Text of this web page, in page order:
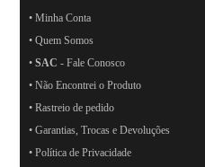
• Minha Conta
• Quem Somos
•SAC - Fale Conosco
• Não Encontrei o Produto
• Rastreio de pedido
• Garantias, Trocas e Devoluções
• Política de Privacidade